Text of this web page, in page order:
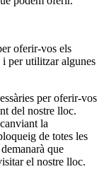
oferir-vos els
per utilitzar algunes
per oferir-vos
del nostre lloc.
la
de totes les
que
el nostre lloc.